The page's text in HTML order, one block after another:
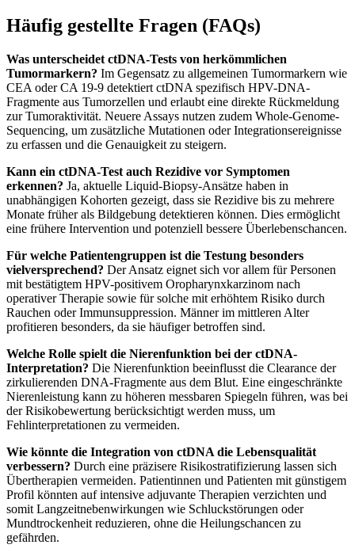
Häufig gestellte Fragen (FAQs)
Was unterscheidet ctDNA-Tests von herkömmlichen
Tumormarkern? Im Gegensatz zu allgemeinen Tumormarkern wie
CEA oder CA 19-9 detektiert ctDNA spezifisch HPV-DNA-
Fragmente aus Tumorzellen und erlaubt eine direkte Rückmeldung
zur Tumoraktivität. Neuere Assays nutzen zudem Whole-Genome-
Sequencing, um zusätzliche Mutationen oder Integrationsereignisse
zu erfassen und die Genauigkeit zu steigern.
Kann ein ctDNA-Test auch Rezidive vor Symptomen
erkennen? Ja, aktuelle Liquid-Biopsy-Ansätze haben in
unabhängigen Kohorten gezeigt, dass sie Rezidive bis zu mehrere
Monate früher als Bildgebung detektieren können. Dies ermöglicht
eine frühere Intervention und potenziell bessere Überlebenschancen.
Für welche Patientengruppen ist die Testung besonders
vielversprechend? Der Ansatz eignet sich vor allem für Personen
mit bestätigtem HPV-positivem Oropharynxkarzinom nach
operativer Therapie sowie für solche mit erhöhtem Risiko durch
Rauchen oder Immunsuppression. Männer im mittleren Alter
profitieren besonders, da sie häufiger betroffen sind.
Welche Rolle spielt die Nierenfunktion bei der ctDNA-
Interpretation? Die Nierenfunktion beeinflusst die Clearance der
zirkulierenden DNA-Fragmente aus dem Blut. Eine eingeschränkte
Nierenleistung kann zu höheren messbaren Spiegeln führen, was bei
der Risikobewertung berücksichtigt werden muss, um
Fehlinterpretationen zu vermeiden.
Wie könnte die Integration von ctDNA die Lebensqualität
verbessern? Durch eine präzisere Risikostratifizierung lassen sich
Übertherapien vermeiden. Patientinnen und Patienten mit günstigem
Profil könnten auf intensive adjuvante Therapien verzichten und
somit Langzeitnebenwirkungen wie Schluckstörungen oder
Mundtrockenheit reduzieren, ohne die Heilungschancen zu
gefährden.